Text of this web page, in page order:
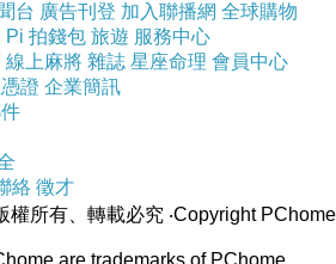
入死的超級好朋友；劇中劇拍攝的
想起恐怖大師喬治羅密歐（George
；使用手搖超
念
台 廣告刊登 加入聯播網 全球購物
Pi 拍錢包 旅遊 服務中心
線上麻將 雜誌 星座命理 會員中心
證 企業簡訊
絡 徵才
權所有、轉載必究 ‧Copyright PChome
are trademarks of PChome